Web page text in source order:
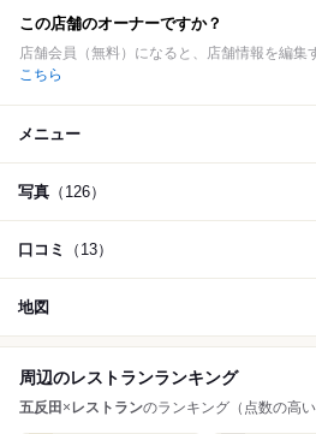
この店舗のオーナーですか？
店舗会員（無料）になると、店舗情報を編集
こちら
メニュー
写真 （126）
口コミ （13）
地図
周辺のレストランランキング
五反田 × レストランのランキング（点数の高い